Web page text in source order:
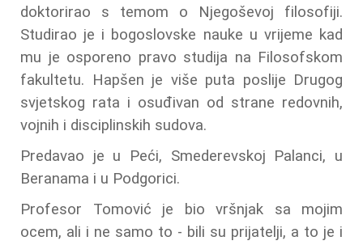
doktorirao s temom o Njegoševoj filosofiji.
Studirao je i bogoslovske nauke u vrijeme kad
mu je osporeno pravo studija na Filosofskom
fakultetu. Hapšen je više puta poslije Drugog
svjetskog rata i osuđivan od strane redovnih,
vojnih i disciplinskih sudova.
Predavao je u Peći, Smederevskoj Palanci, u
Beranama i u Podgorici.
Profesor Tomović je bio vršnjak sa mojim
ocem, ali i ne samo to - bili su prijatelji, a to je i